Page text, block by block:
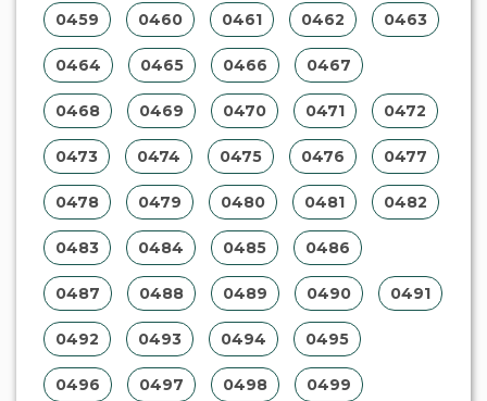
0459 0460 0461 0462 0463
0464 0465 0466 0467
0468 0469 0470 0471 0472
0473 0474 0475 0476 0477
0478 0479 0480 0481 0482
0483 0484 0485 0486
0487 0488 0489 0490 0491
0492 0493 0494 0495
0496 0497 0498 0499